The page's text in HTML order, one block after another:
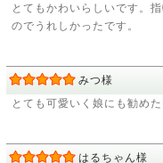
とてもかわいらしいです。
のでうれしかったです。
みつ様
とても可愛いく娘にも勧めた
はるちゃん様